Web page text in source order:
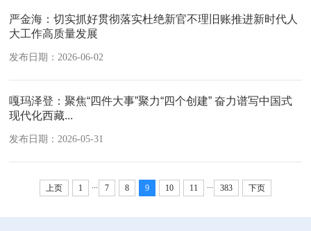
严金海：切实抓好贯彻落实杜绝新官不理旧账推进新时代人
大工作高质量发展
发布日期：2026-06-02
嘎玛泽登：聚焦“四件大事”聚力“四个创建” 奋力谱写中国式
现代化西藏...
发布日期：2026-05-31
上页 1 ... 7 8 9 10 11 ... 383 下页